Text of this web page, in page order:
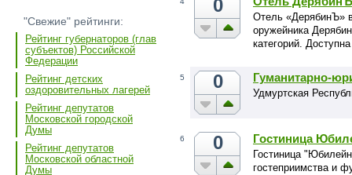
"Свежие" рейтинги:
Рейтинг губернаторов (глав
субъектов) Российской
Федерации
Рейтинг детских
оздоровительных лагерей
Рейтинг депутатов
Московской городской
Думы
Рейтинг депутатов
Московской областной
Думы
0
Отель «ДерябинЪ»
оружейника
категорий.
5 0 Гуманитарно-
Удмуртская
6 0 Гостиница
Гостиница
гостеприимства и